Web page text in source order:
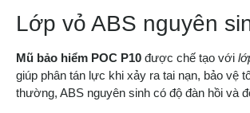
Lớp vỏ ABS nguyên
Mũ bảo hiểm POC P10 được chế tạo với
giúp phân tán lực khi xảy ra tai nạn, bảo vệ
thường, ABS nguyên sinh có độ đàn hồi và